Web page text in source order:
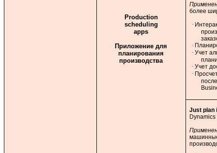
Production
scheduling
apps
Приложение для
планирования
производства
более
·
·
· Учет
· Учет
·
Just plan